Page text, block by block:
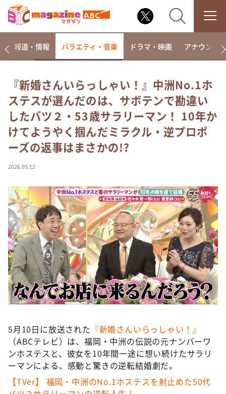
なるみ・岡村の過ぎるTV
相席食堂
これ余談なんですけど・・・
～人生密着トークバラエティ！～ やすとものいたっ
て真剣です
news おかえり
河合＆A.B.C-Z塚田×福井アナ「なんでやねん！？」
（news おかえり）
DAIGOも台所 ～きょうの献立 何にする？～
本日はダイアンなり！シーズン２
朝だ！生です旅サラダ
教えて！ニュースライブ 正義のミカタ
ＬＩＦＥ～夢のカタチ～
ポツンと一軒家
ザキ山小屋本館
ぺこぱのまるスポ
アナ回覧板
報道・情報 バラエティ・音楽 ドラマ・映画 アナウンサー
『新婚さんいらっしゃい！』中洲No.1ホ
ステスが選んだのは、サボテンで勘違い
したバツ２・53歳サラリーマン！ 10年か
けてようやく掴んだミラクル・逆プロポ
ーズの返事はまさかの!?
2026.05.12
5月10日に放送された 『新婚さんいらっしゃい！』
（ABCテレビ）は、福岡・中洲の伝説の元ナンバーワ
ンホステスと、彼女を10年間一途に想い続けたサラリ
ーマンによる、感動と驚きの逆転結婚劇だ。
【TVer】 福岡・中洲のNo.1ホステスを射止めた50代